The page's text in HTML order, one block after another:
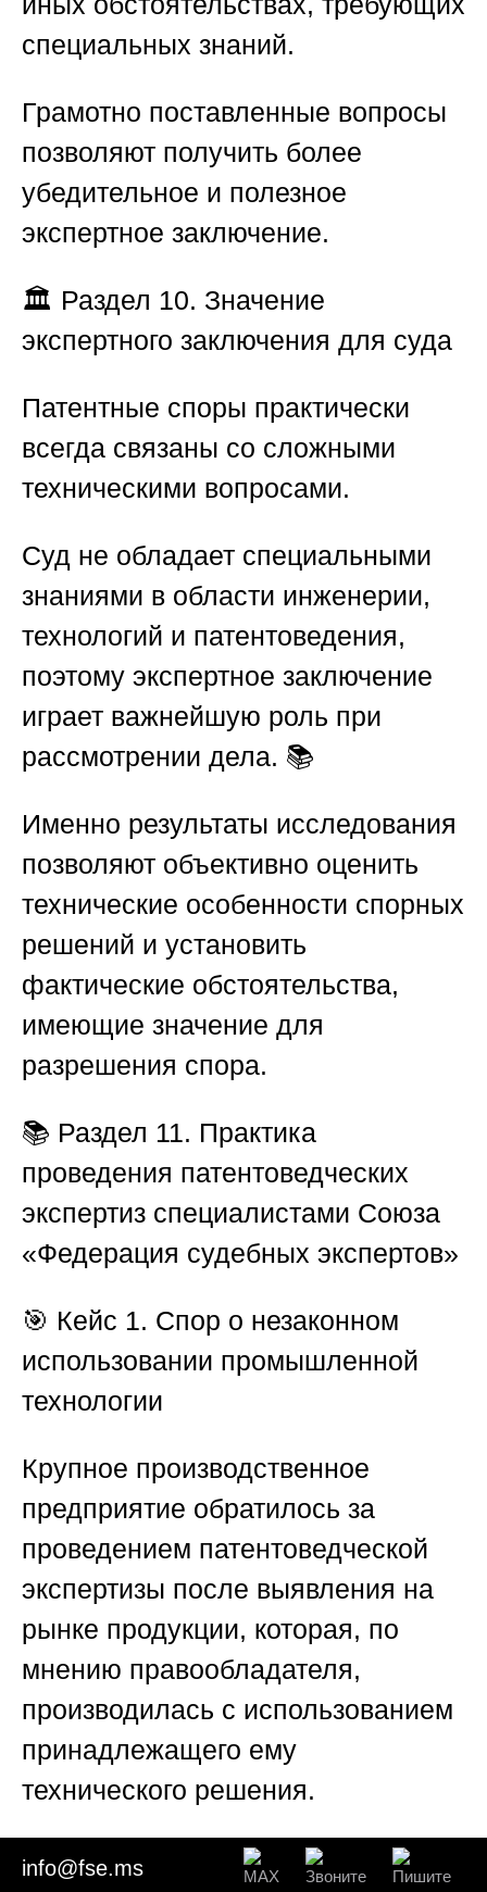
специальных знаний.
Грамотно поставленные вопросы
позволяют получить более
убедительное и полезное
экспертное заключение.
🏛️ Раздел 10. Значение
экспертного заключения для суда
Патентные споры практически
всегда связаны со сложными
техническими вопросами.
Суд не обладает специальными
знаниями в области инженерии,
технологий и патентоведения,
поэтому экспертное заключение
играет важнейшую роль при
рассмотрении дела. 📚
Именно результаты исследования
позволяют объективно оценить
технические особенности спорных
решений и установить
фактические обстоятельства,
имеющие значение для
разрешения спора.
📚 Раздел 11. Практика
проведения патентоведческих
экспертиз специалистами Союза
«Федерация судебных экспертов»
🎯 Кейс 1. Спор о незаконном
использовании промышленной
технологии
Крупное производственное
предприятие обратилось за
проведением патентоведческой
экспертизы после выявления на
рынке продукции, которая, по
мнению правообладателя,
производилась с использованием
принадлежащего ему
технического решения.
Специалисты
Союза «Федерация
info@fse.ms